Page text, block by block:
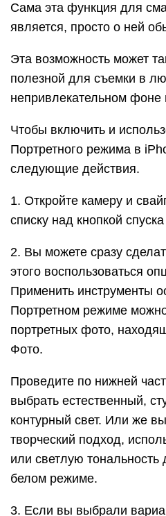
Сама эта функция для
является, просто о ней
Эта возможность может
полезной для съемки в
непривлекательном фоне
Чтобы включить и
Портретного режима в
следующие действия.
1. Откройте камеру и
списку над кнопкой
2. Вы можете сразу
этого воспользоваться
Применить инструменты
Портретном режиме
портретных фото,
Фото.
Проведите по нижней
выбрать естественный,
контурный свет. Или же
творческий подход,
или светлую
белом режиме.
3. Если вы выбрали